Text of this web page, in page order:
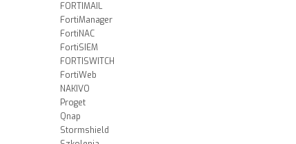
FORTIMAIL
FortiManager
FortiNAC
FortiSIEM
FORTISWITCH
FortiWeb
NAKIVO
Proget
Qnap
Stormshield